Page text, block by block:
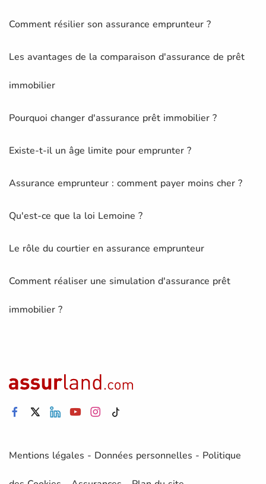
Comment résilier son assurance emprunteur ?
Les avantages de la comparaison d'assurance de prêt
immobilier
Pourquoi changer d'assurance prêt immobilier ?
Existe-t-il un âge limite pour emprunter ?
Assurance emprunteur : comment payer moins cher ?
Qu'est-ce que la loi Lemoine ?
Le rôle du courtier en assurance emprunteur
Comment réaliser une simulation d'assurance prêt
immobilier ?
Mentions légales - Données personnelles - Politique